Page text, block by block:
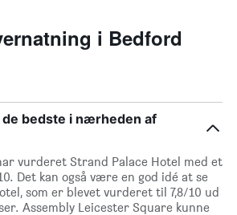
i Bedford
bedste i nærheden af
vurderet Strand Palace Hotel med et
Det kan også være en god idé at se
som er blevet vurderet til 7,8/10 ud
Assembly Leicester Square kunne